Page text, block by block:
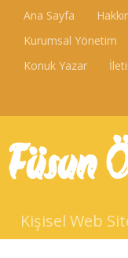
Ana Sayfa
Kurumsal Yönetim
Konuk Yazar
Füsun
Kişisel Web